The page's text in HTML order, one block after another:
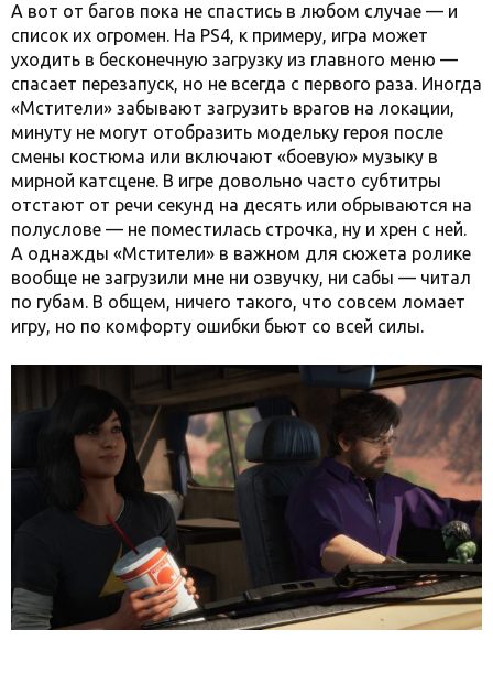
А вот от багов пока не спастись в любом случае — и
список их огромен. На PS4, к примеру, игра может
уходить в бесконечную загрузку из главного меню —
спасает перезапуск, но не всегда с первого раза. Иногда
«Мстители» забывают загрузить врагов на локации,
минуту не могут отобразить модельку героя после
смены костюма или включают «боевую» музыку в
мирной катсцене. В игре довольно часто субтитры
отстают от речи секунд на десять или обрываются на
полуслове — не поместилась строчка, ну и хрен с ней.
А однажды «Мстители» в важном для сюжета ролике
вообще не загрузили мне ни озвучку, ни сабы — читал
по губам. В общем, ничего такого, что совсем ломает
игру, но по комфорту ошибки бьют со всей силы.